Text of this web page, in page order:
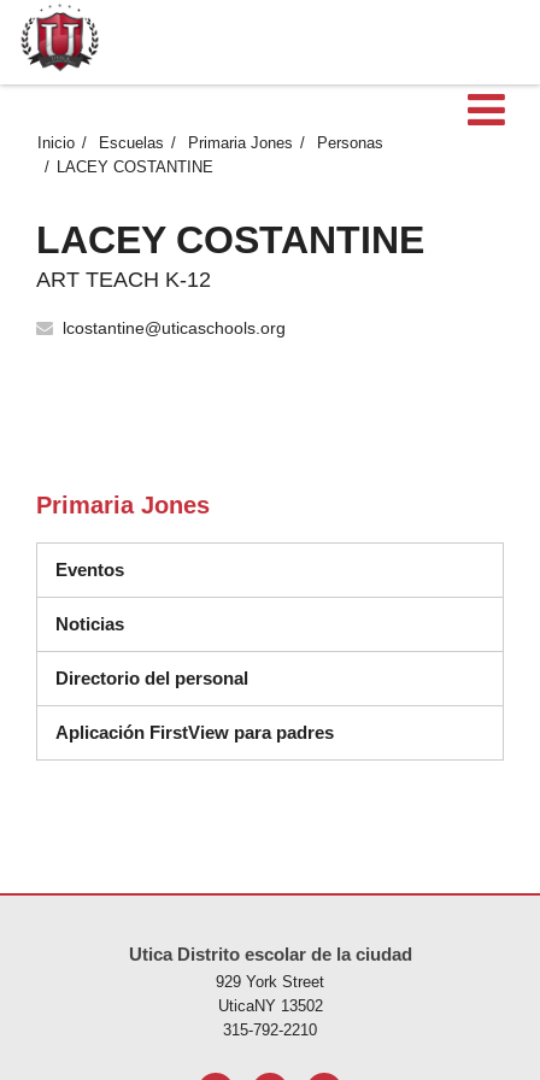
Inicio Escuelas Primaria Jones
Personas
LACEY COSTANTINE
LACEY COSTANTINE
ART TEACH K-12
lcostantine@uticaschools.org
Primaria Jones
Eventos
Noticias
Directorio del personal
Aplicación FirstView para padres
Utica Distrito escolar de la ciudad
929 York Street
UticaNY 13502
315-792-2210